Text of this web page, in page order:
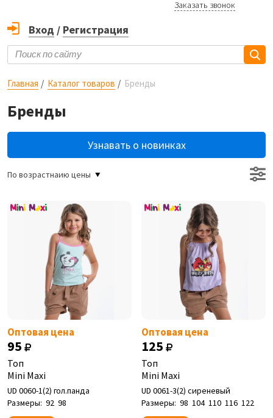
Заказать звонок
Вход / Регистрация
Главная Каталог товаров Бренды
Бренды
Узнавать о новинках
По возрастнаию цены
Оптовая цена
95
Топ
Mini Maxi
UD 0060-1(2) гол.панда
Размеры: 92 98
Оптовая цена
125
Топ
Mini Maxi
UD 0061-3(2) сиреневый
Размеры: 98 104 110 116 122